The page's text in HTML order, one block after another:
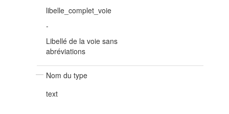
libelle_complet_voie
-
Libellé de la voie sans
abréviations
Nom du type
text